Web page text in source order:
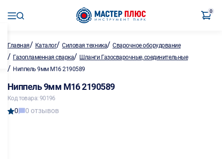
0
Главная/ Каталог/Силовая техника/Сварочное оборудование
/ Газопламенная сварка/ Шланги Газосварочные, соединительные
/ Ниппель 9мм М16 2190589
Ниппель 9мм М16 2190589
Код товара: 90196
0 0 отзывов